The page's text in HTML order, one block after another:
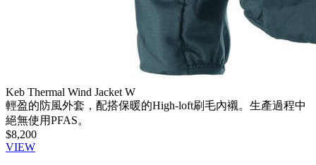
Keb Thermal Wind Jacket W
輕盈的防風外套，配搭保暖的High-loft刷毛內襯。生產過程中
絕無使用PFAS。
$8,200
VIEW